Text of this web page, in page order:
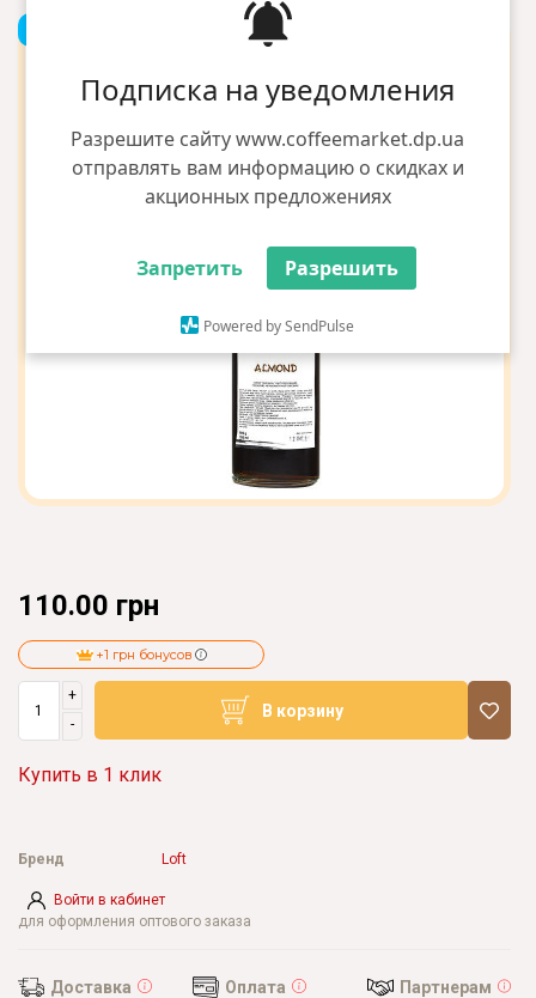
Подписка на уведомления
Разрешите сайту www.coffeemarket.dp.ua
отправлять вам информацию о скидках и
акционных предложениях
Запретить Разрешить
Powered by SendPulse
110.00 грн
+1 грн бонусов
+
-
В корзину
Купить в 1 клик
Войти в кабинет
для оформления оптового заказа
Бренд Loft
Доставка Оплата Партнерам